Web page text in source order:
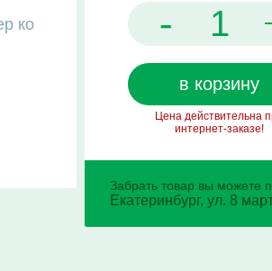
ко -
в корзину
Цена действительна
интернет-заказе!
Забрать товар вы можете
Екатеринбург, ул. 8